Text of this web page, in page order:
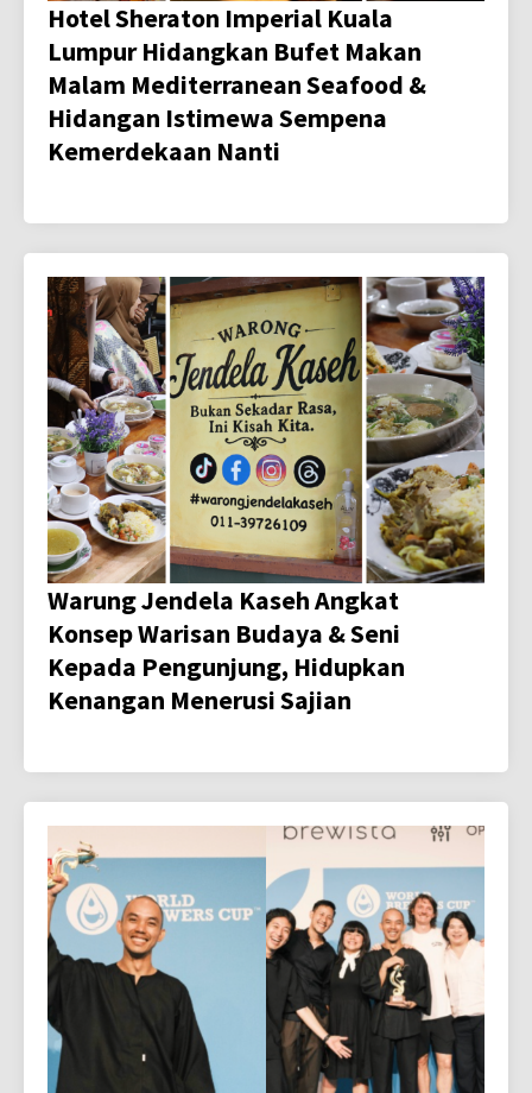
Hotel Sheraton Imperial Kuala
Lumpur Hidangkan Bufet Makan
Malam Mediterranean Seafood &
Hidangan Istimewa Sempena
Kemerdekaan Nanti
Warung Jendela Kaseh Angkat
Konsep Warisan Budaya & Seni
Kepada Pengunjung, Hidupkan
Kenangan Menerusi Sajian